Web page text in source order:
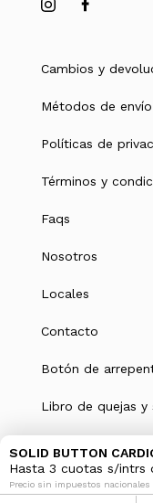
SOLID BUTTON
Hasta 3 cuotas s/intrs
Precio sin impuestos nacionales
Cambios y
Métodos de envío
Políticas de
Términos y
Faqs
Nosotros
Locales
Contacto
Botón de
Libro de quejas y